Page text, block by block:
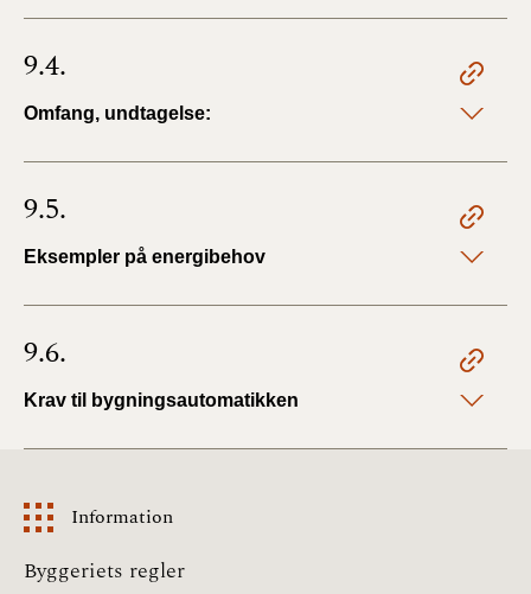
9.4.
Omfang, undtagelse:
9.5.
Eksempler på energibehov
9.6.
Krav til bygningsautomatikken
Information
Information
Byggeriets regler